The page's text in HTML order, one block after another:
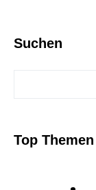
Suchen
Top Themen